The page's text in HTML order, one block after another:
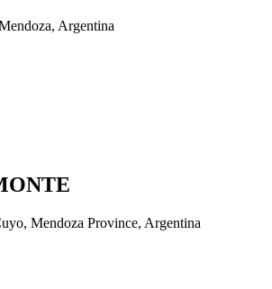
Argentina
Mendoza Province, Argentina